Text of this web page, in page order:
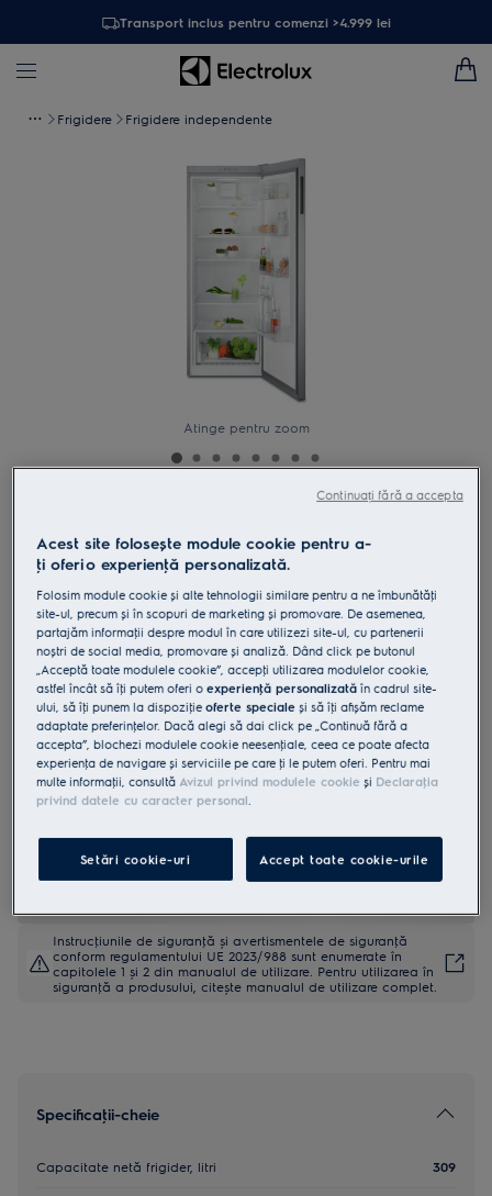
Transport inclus pentru comenzi >4.999 lei
Frigidere Frigidere independente
Atinge pentru zoom
Frigider independent clasă E 309
litri
4.8 (72)
Fișa cu informaţii despre produs
Beneficii
DynamicAir stabilizează temperaturile pentru a preveni uscarea
alimentelor.
DynamicAir menţine temperaturile stabile, prevenind uscarea
Comenzile electronice îți permit să reglezi setările frigiderului.
Instrucţiunile de siguranţă și avertismentele de siguranţă
conform regulamentului UE 2023/988 sunt enumerate în
capitolele 1 și 2 din manualul de utilizare. Pentru utilizarea în
siguranţă a produsului, citește manualul de utilizare complet.
Specificaţii-cheie
Capacitate netă frigider, litri 309
Acest site folosește module cookie pentru a-
ţi oferi o experienţă personalizată.
Folosim module cookie și alte tehnologii similare pentru a ne îmbunătăţi
site-ul, precum și în scopuri de marketing și promovare. De asemenea,
partajăm informaţii despre modul în care utilizezi site-ul, cu partenerii
noștri de social media, promovare și analiză. Dând click pe butonul
„Acceptă toate modulele cookie”, accepţi utilizarea modulelor cookie,
astfel încât să îţi putem oferi oexperienţă personalizată în cadrul site-
ului, să îţi punem la dispoziţieoferte speciale și să îţi afișăm reclame
adaptate preferinţelor. Dacă alegi să dai click pe „Continuă fără a
accepta”, blochezi modulele cookie neesenţiale, ceea ce poate afecta
experienţa de navigare și serviciile pe care ţi le putem oferi. Pentru mai
multe informaţii, consultăAvizul privind modulele cookie și Declaraţia
privind datele cu caracter personal.
Setări cookie-uri Accept toate cookie-urile
Continuați fără a accepta